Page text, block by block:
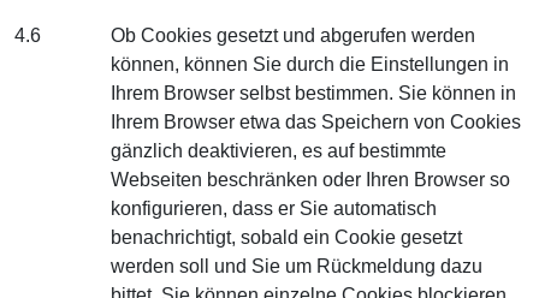
4.6
Ob Cookies gesetzt und abgerufen werden
können, können Sie durch die Einstellungen in
Ihrem Browser selbst bestimmen. Sie können in
Ihrem Browser etwa das Speichern von Cookies
gänzlich deaktivieren, es auf bestimmte
Webseiten beschränken oder Ihren Browser so
konfigurieren, dass er Sie automatisch
benachrichtigt, sobald ein Cookie gesetzt
werden soll und Sie um Rückmeldung dazu